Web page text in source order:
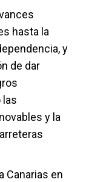
hasta la
y
de dar
las
y la
Canarias en